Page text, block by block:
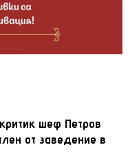
шеф Петров
от заведение в